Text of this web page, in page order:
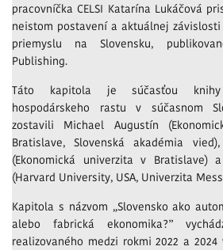
pracovníčka CELSI Katarína Lukáčová
neistom postavení a aktuálnej
priemyslu na Slovensku,
Publishing.
Táto kapitola je súčasťou knihy
hospodárskeho rastu v súčasnom
zostavili Michael Augustín
Bratislave, Slovenská akadémia
(Ekonomická univerzita v Bratislave)
(Harvard University, USA, Univerzita
Kapitola s názvom „Slovensko ako
alebo fabrická ekonomika?”
realizovaného medzi rokmi 2022 a